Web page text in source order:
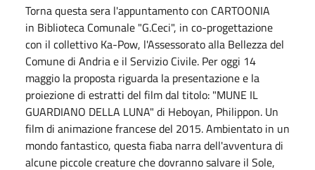
Torna questa sera l'appuntamento con CARTOONIA
in Biblioteca Comunale "G.Ceci", in co-progettazione
con il collettivo Ka-Pow, l'Assessorato alla Bellezza del
Comune di Andria e il Servizio Civile. Per oggi 14
maggio la proposta riguarda la presentazione e la
proiezione di estratti del film dal titolo: "MUNE IL
GUARDIANO DELLA LUNA" di Heboyan, Philippon. Un
film di animazione francese del 2015. Ambientato in un
mondo fantastico, questa fiaba narra dell'avventura di
alcune piccole creature che dovranno salvare il Sole,